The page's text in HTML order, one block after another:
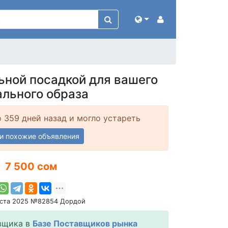
посадкой для вашего
образа
359 дней назад и могло устареть
похожие объявления
7 500 сом
2025 №82854 Дордой
в Базе Поставщиков рынка